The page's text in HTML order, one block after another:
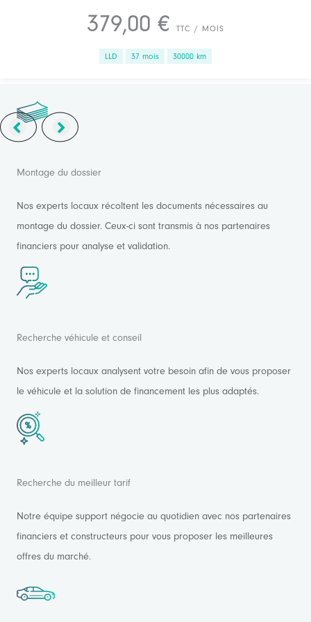
379,00 € TTC / MOIS
LLD 37 mois 30000 km
Montage du dossier
Nos experts locaux récoltent les documents nécessaires au
montage du dossier. Ceux-ci sont transmis à nos partenaires
financiers pour analyse et validation.
Recherche véhicule et conseil
Nos experts locaux analysent votre besoin afin de vous proposer
le véhicule et la solution de financement les plus adaptés.
Recherche du meilleur tarif
Notre équipe support négocie au quotidien avec nos partenaires
financiers et constructeurs pour vous proposer les meilleures
offres du marché.